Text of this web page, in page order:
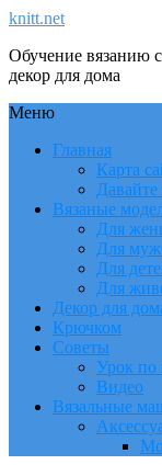
knitt.net
Обучение вязанию
декор для дома
Меню
Главная
Карта
Давайте
Вязаные
Для
Для
Для
Для
Декор для
Крючком
Советы
Урок по
Видео
Вязальные